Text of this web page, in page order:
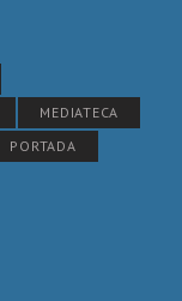
MEDIATECA
PORTADA